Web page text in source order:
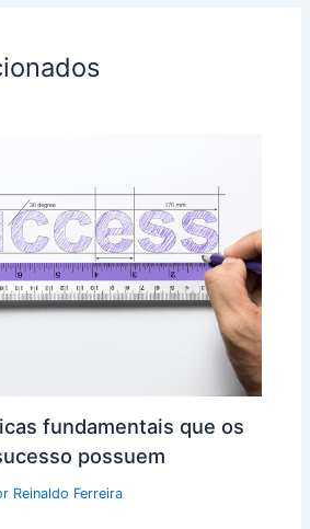
fundamentais que os
possuem
Reinaldo Ferreira